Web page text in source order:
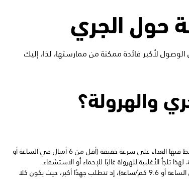
حول الجري
لأكبر فائدة ممكنة من ممارستها، لذا، إليك
والهرولة؟
هي شكل أبطأ وأقل كثافة من الجري، حيث يُحافظ فيها العداء على سرعة خفيفة (أقل من 6 أميال في الساعة أو
هو نشاط أسرع وأكثر كثافة (أكثر من 6 أميال في الساعة أو 9.6 كم/ساعة)، إذ تتطلب جهدًا أكبر، حيث يكون كلا